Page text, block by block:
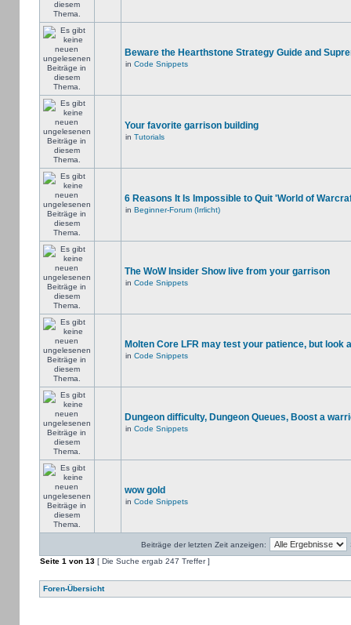
Beware the Hearthstone Strategy Guide and
in Code Snippets
Your favorite garrison building
in Tutorials
6 Reasons It Is Impossible to Quit 'World of
in Beginner-Forum (Irrlicht)
The WoW Insider Show live from your garrison
in Code Snippets
Molten Core LFR may test your patience, but look
in Code Snippets
Dungeon difficulty, Dungeon Queues, Boost a
in Code Snippets
wow gold
in Code Snippets
Beiträge der letzten Zeit anzeigen:
Seite 1 von 13[ Die Suche ergab 247 Treffer ]
Foren-Übersicht